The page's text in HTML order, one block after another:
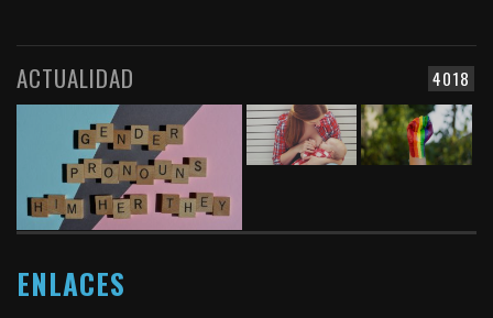
4018
ACTUALIDAD
ENLACES